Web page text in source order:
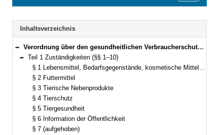
BAYERN.RECHT
letzten
Suche
Navigation
Inhaltsverzeichnis
Bereich reduzieren
Verordnung über den gesundheitlichen Verbraucherschutz (Gesundheitlicher Verbraucherschutz-Verordnung – GesVSV) Vom 1. August 2017 (GVBl. S. 402) BayRS 2120-11-U (§§ 1–19)
Bereich reduzieren
Teil 1 Zuständigkeiten (§§ 1–10)
§ 1 Lebensmittel, Bedarfsgegenstände, kosmetische Mittel, Tabakerzeugnisse und amtliche Laboratorien
§ 2 Futtermittel
§ 3 Tierische Nebenprodukte
§ 4 Tierschutz
§ 5 Tiergesundheit
§ 6 Information der Öffentlichkeit
§ 7 (aufgehoben)